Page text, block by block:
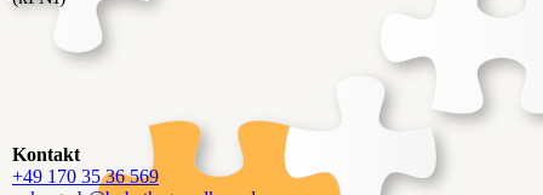
Kontakt
+49 170 35 36 569